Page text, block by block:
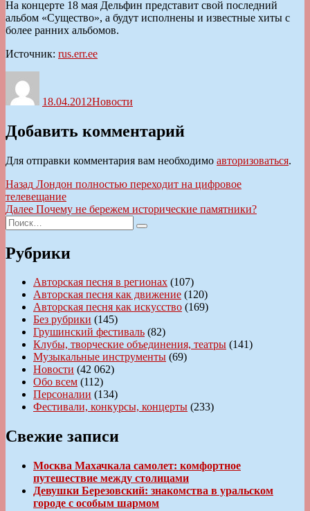
На концерте 18 мая Дельфин представит свой последний
альбом «Существо», а будут исполнены и известные хиты с
более ранних альбомов.
Источник: rus.err.ee
18.04.2012Новости
Добавить комментарий
Для отправки комментария вам необходимо авторизоваться.
Навигация
по
записям
Назад Предыдущая
запись:
Лондон полностью переходит на цифровое
телевещание
Далее Следующая
Почему не бережем исторические памятники?
Искать:
Поиск
Рубрики
Авторская песня в регионах (107)
Авторская песня как движение (120)
Авторская песня как искусство (169)
Без рубрики (145)
Грушинский фестиваль (82)
Клубы, творческие объединения, театры (141)
Музыкальные инструменты (69)
Новости (42 062)
Обо всем (112)
Персоналии (134)
Фестивали, конкурсы, концерты (233)
Свежие записи
Москва Махачкала самолет: комфортное
путешествие между столицами
Девушки Березовский: знакомства в уральском
городе с особым шармом